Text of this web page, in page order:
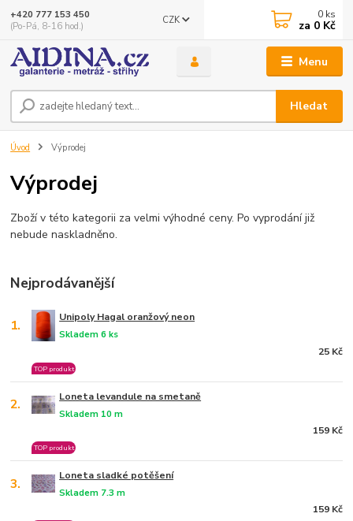
Menu
CZK
Hledat
+420 777 153 450
(Po-Pá, 8-16 hod.)
0 ks
za 0 Kč
Úvod Výprodej
Výprodej
Zboží v této kategorii za velmi výhodné ceny. Po vyprodání již
nebude naskladněno.
Nejprodávanější
1. Unipoly Hagal oranžový neon
Skladem 6 ks
TOP produkt
25 Kč
2. Loneta levandule na smetaně
Skladem 10 m
TOP produkt
159 Kč
3. Loneta sladké potěšení
Skladem 7.3 m
159 Kč